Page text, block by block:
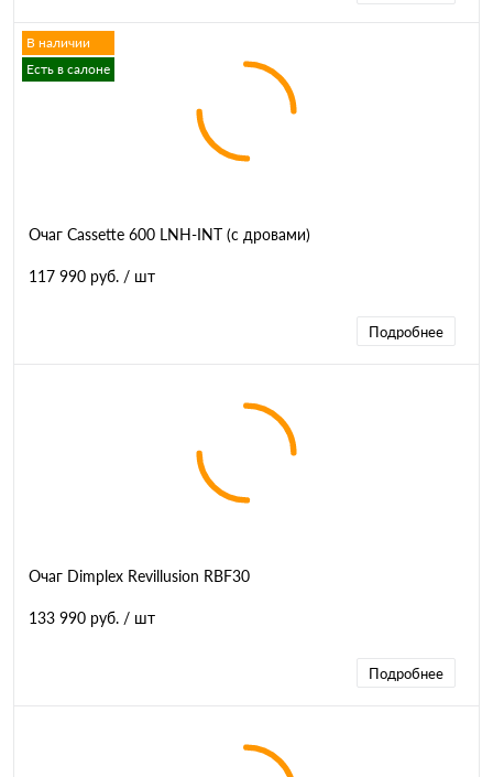
В наличии
Есть в салоне
Очаг Cassette 600 LNH-INT (с дровами)
117 990 руб. / шт
Подробнее
Очаг Dimplex Revillusion RBF30
133 990 руб. / шт
Подробнее